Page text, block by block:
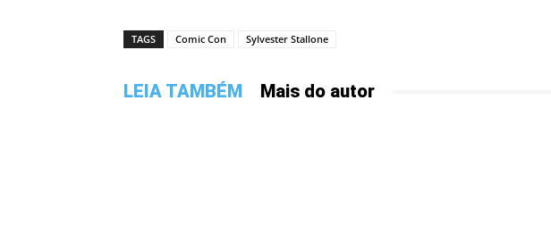
TAGS Comic Con Sylvester Stallone
LEIA TAMBÉM Mais do autor